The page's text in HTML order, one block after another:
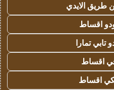
طريق الايدي
اقساط
تابي تمارا
اقساط
اقساط